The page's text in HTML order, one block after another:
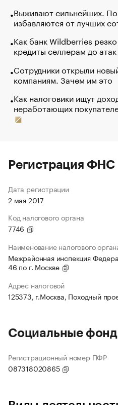
Выживают сильнейших.
избавляются от лучших
Как банк Wildberries
кредиты селлерам до
Сотрудники открыли
компаниям. Зачем им это
Как налоговики ищут
неработающих
Регистрация ФНС
Дата регистрации
2 мая 2017
Код налогового органа
7746
Наименование налогового
Межрайонная инспекция
46 по г. Москве
Адрес налоговой
125373, г.Москва, Походный
Социальные
Регистрационный номер ПФР
087318020865